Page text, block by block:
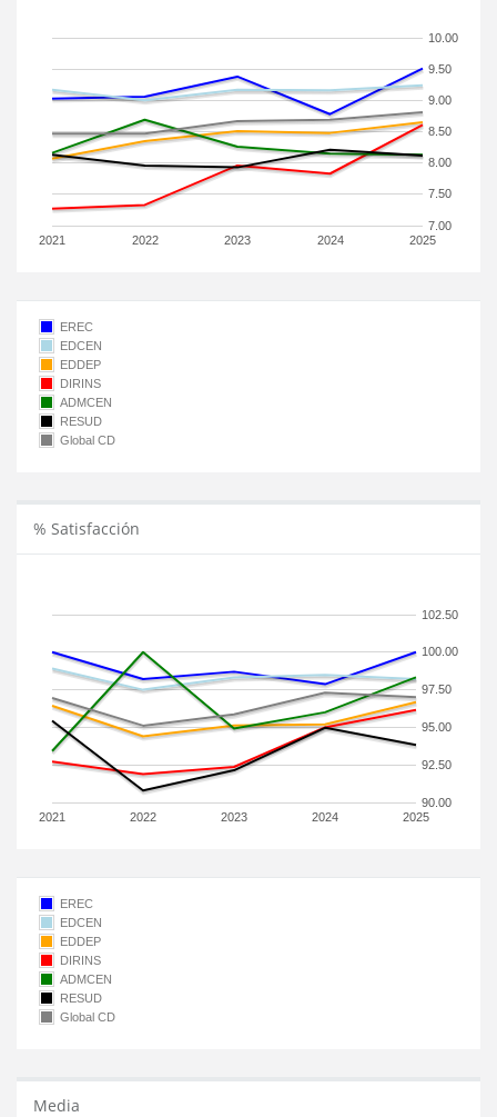
2021 2022 2023 2024 2025
7.00
7.50
8.00
8.50
9.00
9.50
10.00
EREC
EDCEN
EDDEP
DIRINS
ADMCEN
RESUD
Global CD
% Satisfacción
2021 2022 2023 2024 2025
90.00
92.50
95.00
97.50
100.00
102.50
EREC
EDCEN
EDDEP
DIRINS
ADMCEN
RESUD
Global CD
Media